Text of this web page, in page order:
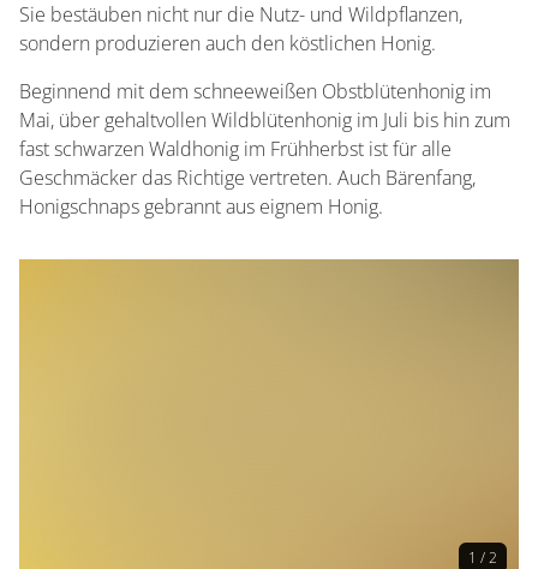
Weitere regionalen Erzeugnisse
Honig
Sie bestäuben nicht nur die Nutz- und Wildpflanzen,
sondern produzieren auch den köstlichen Honig.
Beginnend mit dem schneeweißen Obstblütenhonig im
Mai, über gehaltvollen Wildblütenhonig im Juli bis hin zum
fast schwarzen Waldhonig im Frühherbst ist für alle
Geschmäcker das Richtige vertreten. Auch Bärenfang,
Honigschnaps gebrannt aus eignem Honig.
1 / 2